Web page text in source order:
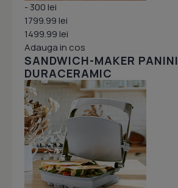
- 300 lei
1799.99 lei
1499.99 lei
Adauga in cos
SANDWICH-MAKER PANINI
DURACERAMIC